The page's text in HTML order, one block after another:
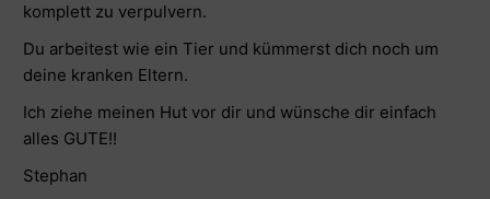
komplett zu verpulvern.
Du arbeitest wie ein Tier und kümmerst dich noch um
deine kranken Eltern.
Ich ziehe meinen Hut vor dir und wünsche dir einfach
alles GUTE!!
Stephan